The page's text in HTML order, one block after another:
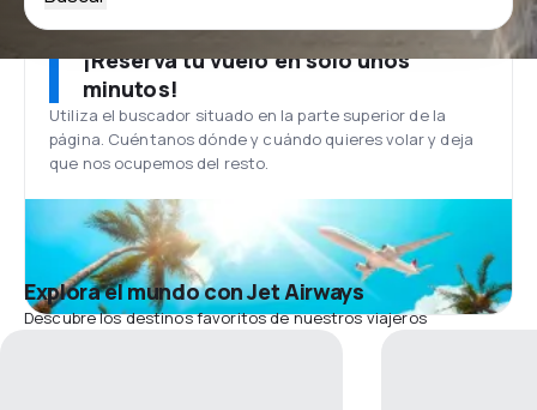
¡Reserva tu vuelo en solo unos
minutos!
Utiliza el buscador situado en la parte superior de la
página. Cuéntanos dónde y cuándo quieres volar y deja
que nos ocupemos del resto.
Explora el mundo con Jet Airways
Descubre los destinos favoritos de nuestros viajeros